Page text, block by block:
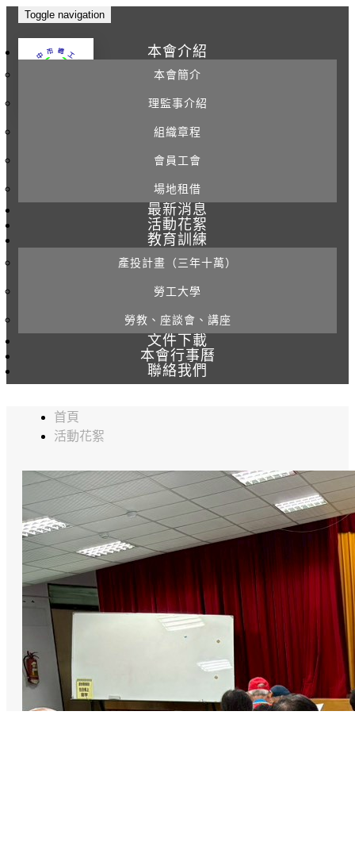
Toggle navigation
本會介紹
本會簡介
理監事介紹
組織章程
會員工會
場地租借
最新消息
活動花絮
教育訓練
產投計畫（三年十萬）
勞工大學
勞教、座談會、講座
文件下載
本會行事曆
聯絡我們
首頁
活動花絮